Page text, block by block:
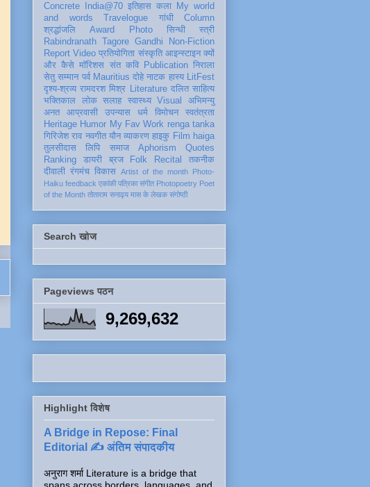
Concrete
India@70 इतिहास कला
My world
and words
Travelogue गांधी
Column
श्रद्धांजलि
Award Photo सिन्धी
स्त्री
Rabindranath Tagore Gandhi
Non-Fiction
Report Video प्रतियोगिता संस्कृति आइन्स्टाइन क्यों
और कैसे मॉरिशस संत कवि Publication निराला
सेतु सम्मान पर्व Mauritius दोहे नाटक हास्य LitFest
दृश्य-श्रव्य रामदरश मिश्र Literature दलित साहित्य
भक्तिकाल
लोक सलाह स्वास्थ्य Visual
अभिमन्यु
अनत
आप्रवासी उपन्यास धर्म विमोचन
स्वतंत्रता
Heritage Humor My Fav Work renga tanka
गिरिजेश राव नवगीत यौन व्याकरण हाइकु Film haiga
तुलसीदास
लिपि समाज Aphorism
Quotes
Ranking
डायरी ब्रज Folk Recital
तकनीक
दीवाली रंगमंच विकास Artist of the month Photo-
Haiku feedback एकांकी पत्रिका संगीत Photopoetry Poet
of the Month तोताराम सनाढ्य मास के लेखक संगोष्ठी
Search खोज
Pageviews पठन
9,269,632
Highlight विशेष
A Bridge in Repose: Final
Editorial ✍️ अंतिम संपादकीय
अनुराग शर्मा Literature is a bridge that